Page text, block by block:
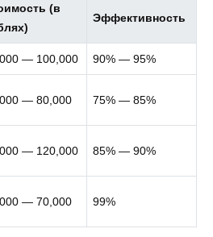
(в
Эффективность
— 100,000 90% — 95%
— 80,000 75% — 85%
— 120,000 85% — 90%
— 70,000 99%